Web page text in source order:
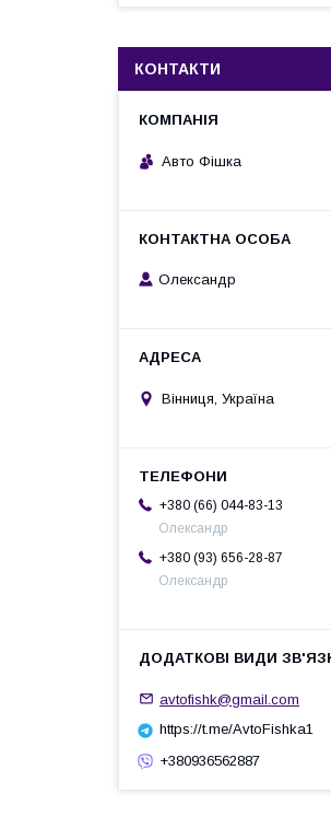
КОНТАКТИ
Авто Фішка
Олександр
Вінниця, Україна
+380 (66) 044-83-13
Олександр
+380 (93) 656-28-87
Олександр
avtofishk@gmail.com
https://t.me/AvtoFishka1
+380936562887